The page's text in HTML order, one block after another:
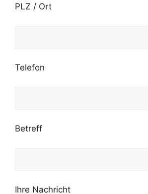
PLZ / Ort
Telefon
Betreff
Ihre Nachricht